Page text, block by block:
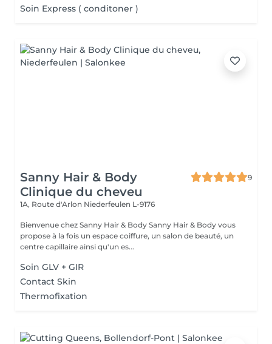
Soin Express ( conditoner )
Sanny Hair & Body
Clinique du cheveu
9
1A, Route d'Arlon Niederfeulen L-9176
Bienvenue chez Sanny Hair & Body Sanny Hair & Body vous
propose à la fois un espace coiffure, un salon de beauté, un
centre capillaire ainsi qu'un es...
Soin GLV + GIR
Contact Skin
Thermofixation